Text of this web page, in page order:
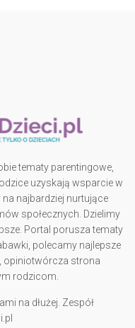
tematy parentingowe,
uzyskają wsparcie w
najbardziej nurtujące
społecznych. Dzielimy
Portal porusza tematy
polecamy najlepsze
opiniotwórcza strona
rodzicom.
na dłużej. Zespół